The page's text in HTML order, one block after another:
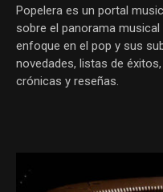
Popelera es un portal
sobre el panorama
enfoque en el pop y sus
novedades, listas de
crónicas y reseñas.